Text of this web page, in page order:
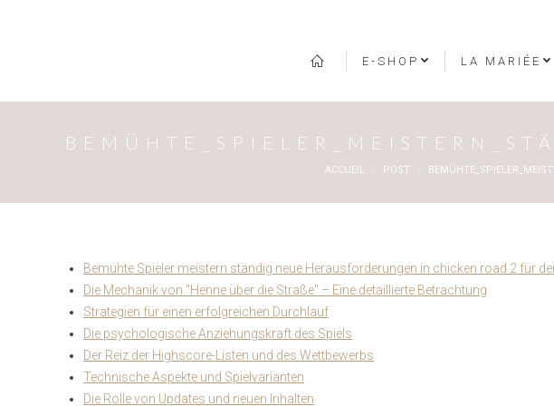
E-SHOP LA MARIÉE
Vous êtes ici :
ACCUEIL POST
Bemühte Spieler meistern ständig neue Herausforderungen in chicken road 2 für
Die Mechanik von "Henne über die Straße" – Eine detaillierte Betrachtung
Strategien für einen erfolgreichen Durchlauf
Die psychologische Anziehungskraft des Spiels
Der Reiz der Highscore-Listen und des Wettbewerbs
Technische Aspekte und Spielvarianten
Die Rolle von Updates und neuen Inhalten